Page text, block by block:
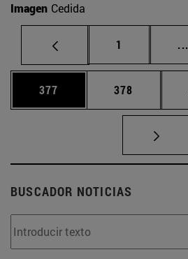
Imagen Cedida
Página
1 ...
Página
377 Página
378
BUSCADOR NOTICIAS